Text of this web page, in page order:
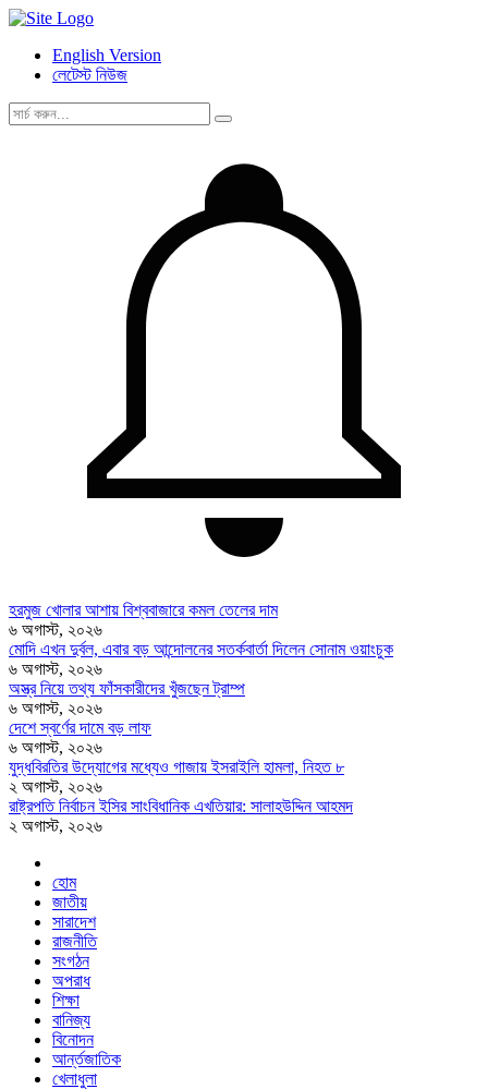
English Version
লেটেস্ট নিউজ
হরমুজ খোলার আশায় বিশ্ববাজারে কমল তেলের দাম
৬ অগাস্ট, ২০২৬
মোদি এখন দুর্বল, এবার বড় আন্দোলনের সতর্কবার্তা দিলেন সোনাম ওয়াংচুক
৬ অগাস্ট, ২০২৬
অস্ত্র নিয়ে তথ্য ফাঁসকারীদের খুঁজছেন ট্রাম্প
৬ অগাস্ট, ২০২৬
দেশে স্বর্ণের দামে বড় লাফ
৬ অগাস্ট, ২০২৬
যুদ্ধবিরতির উদ্যোগের মধ্যেও গাজায় ইসরাইলি হামলা, নিহত ৮
২ অগাস্ট, ২০২৬
রাষ্ট্রপতি নির্বাচন ইসির সাংবিধানিক এখতিয়ার: সালাহউদ্দিন আহমদ
২ অগাস্ট, ২০২৬
হোম
জাতীয়
সারাদেশ
রাজনীতি
সংগঠন
অপরাধ
শিক্ষা
বানিজ্য
বিনোদন
আর্ন্তজাতিক
খেলাধুলা